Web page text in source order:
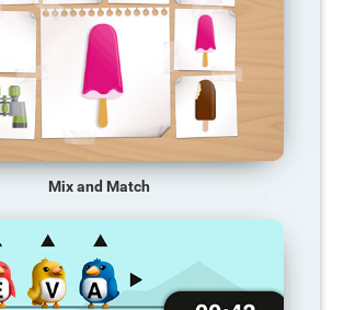
Mix and Match